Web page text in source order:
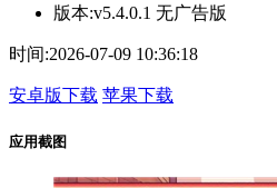
版本:v5.4.0.1 无广告版
时间:2026-07-09 10:36:18
安卓版下载 苹果下载
应用截图